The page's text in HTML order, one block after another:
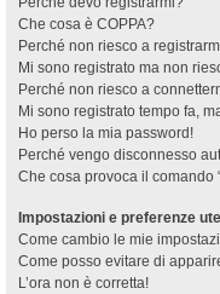
Che cosa è COPPA?
Perché non riesco a
Mi sono registrato ma non
Perché non riesco a
Mi sono registrato tempo fa,
Ho perso la mia password!
Perché vengo disconnesso
Che cosa provoca il comando
Impostazioni e preferenze
Come cambio le mie
Come posso evitare di
L’ora non è corretta!